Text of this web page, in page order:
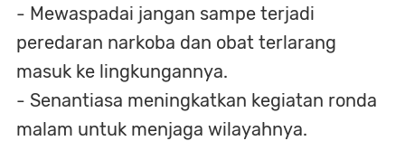
- Mewaspadai jangan sampe terjadi
peredaran narkoba dan obat terlarang
masuk ke lingkungannya.
- Senantiasa meningkatkan kegiatan ronda
malam untuk menjaga wilayahnya.